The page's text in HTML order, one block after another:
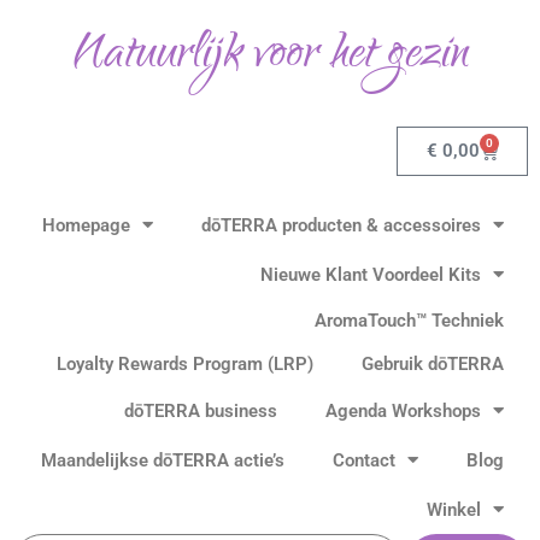
Natuurlijk voor het gezin
€ 0,00 0
Homepage dōTERRA producten & accessoires
Nieuwe Klant Voordeel Kits
AromaTouch™ Techniek
Loyalty Rewards Program (LRP)
Gebruik dōTERRA
dōTERRA business Agenda Workshops
Maandelijkse dōTERRA actie’s Contact Blog
Winkel